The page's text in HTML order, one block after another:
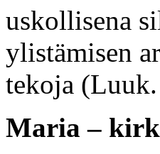
uskollisena
ylistämisen
tekoja
Maria –